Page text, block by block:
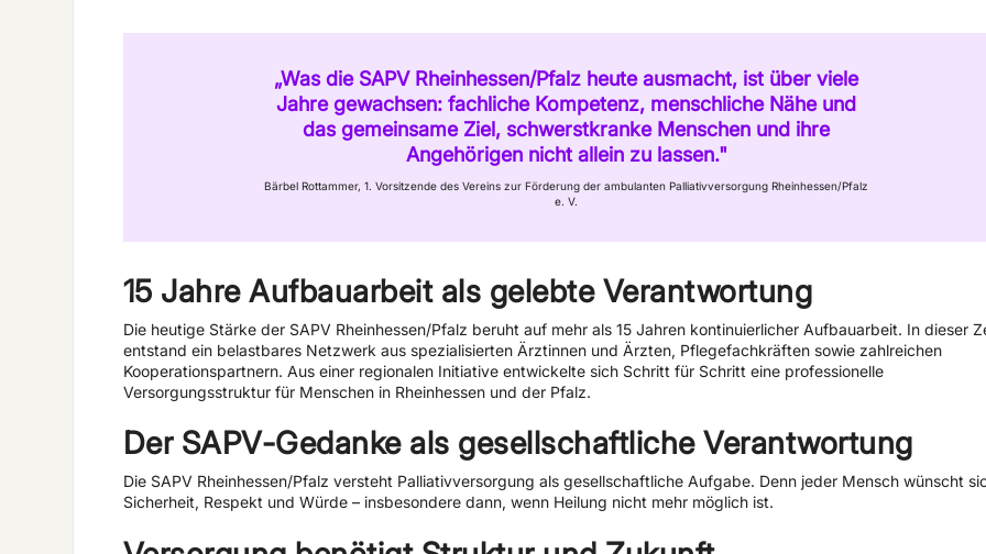
„Was die SAPV Rheinhessen/Pfalz heute ausmacht, ist über viele
Jahre gewachsen: fachliche Kompetenz, menschliche Nähe und
das gemeinsame Ziel, schwerstkranke Menschen und ihre
Angehörigen nicht allein zu lassen."
Bärbel Rottammer, 1. Vorsitzende des Vereins zur Förderung der ambulanten Palliativversorgung Rheinhessen/Pfalz
e. V.
15 Jahre Aufbauarbeit als gelebte Verantwortung
Die heutige Stärke der SAPV Rheinhessen/Pfalz beruht auf mehr als 15 Jahren kontinuierlicher Aufbauarbeit. In dieser
entstand ein belastbares Netzwerk aus spezialisierten Ärztinnen und Ärzten, Pflegefachkräften sowie zahlreichen
Kooperationspartnern. Aus einer regionalen Initiative entwickelte sich Schritt für Schritt eine professionelle
Versorgungsstruktur für Menschen in Rheinhessen und der Pfalz.
Der SAPV-Gedanke als gesellschaftliche Verantwortung
Die SAPV Rheinhessen/Pfalz versteht Palliativversorgung als gesellschaftliche Aufgabe. Denn jeder Mensch wünscht
Sicherheit, Respekt und Würde – insbesondere dann, wenn Heilung nicht mehr möglich ist.